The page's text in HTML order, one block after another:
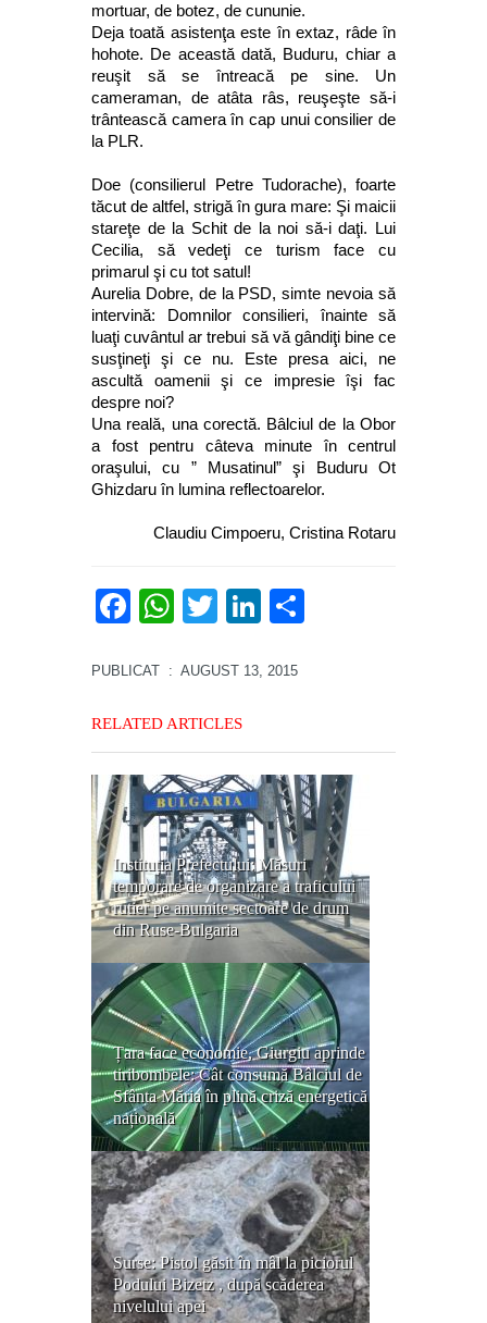
mortuar, de botez, de cununie.
Deja toată asistenţa este în extaz, râde în
hohote. De această dată, Buduru, chiar a
reuşit să se întreacă pe sine. Un
cameraman, de atâta râs, reuşeşte să-i
trântească camera în cap unui consilier de
la PLR.
Doe (consilierul Petre Tudorache), foarte
tăcut de altfel, strigă în gura mare: Şi maicii
stareţe de la Schit de la noi să-i daţi. Lui
Cecilia, să vedeţi ce turism face cu
primarul şi cu tot satul!
Aurelia Dobre, de la PSD, simte nevoia să
intervină: Domnilor consilieri, înainte să
luaţi cuvântul ar trebui să vă gândiţi bine ce
susţineţi şi ce nu. Este presa aici, ne
ascultă oamenii şi ce impresie îşi fac
despre noi?
Una reală, una corectă. Bâlciul de la Obor
a fost pentru câteva minute în centrul
oraşului, cu ” Musatinul” şi Buduru Ot
Ghizdaru în lumina reflectoarelor.
Claudiu Cimpoeru, Cristina Rotaru
Facebook
WhatsApp
TwitterLinkedIn
PUBLICAT : AUGUST 13, 2015
RELATED ARTICLES
Instituția Prefectului: Măsuri
temporare de organizare a traficului
rutier pe anumite sectoare de drum
din Ruse-Bulgaria
Țara face economie, Giurgiu aprinde
tiribombele: Cât consumă Bâlciul de
Sfânta Măria în plină criză energetică
națională
Surse: Pistol găsit în mâl la piciorul
Podului Bizetz , după scăderea
nivelului apei